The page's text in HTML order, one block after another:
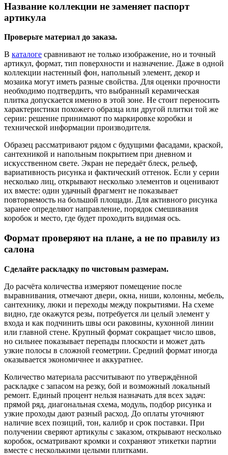
Название коллекции не заменяет паспорт
артикула
Проверьте материал до заказа.
В каталоге сравнивают не только изображение, но и точный
артикул, формат, тип поверхности и назначение. Даже в одной
коллекции настенный фон, напольный элемент, декор и
мозаика могут иметь разные свойства. Для оценки прочности
необходимо подтвердить, что выбранный керамическая
плитка допускается именно в этой зоне. Не стоит переносить
характеристики похожего образца или другой плитки той же
серии: решение принимают по маркировке коробки и
технической информации производителя.
Образец рассматривают рядом с будущими фасадами, краской,
сантехникой и напольным покрытием при дневном и
искусственном свете. Экран не передаёт блеск, рельеф,
вариативность рисунка и фактический оттенок. Если у серии
несколько лиц, открывают несколько элементов и оценивают
их вместе: один удачный фрагмент не показывает
повторяемость на большой площади. Для активного рисунка
заранее определяют направление, порядок смешивания
коробок и место, где будет проходить видимая ось.
Формат проверяют на плане, а не по правилу из
салона
Сделайте раскладку по чистовым размерам.
До расчёта количества измеряют помещение после
выравнивания, отмечают двери, окна, ниши, колонны, мебель,
сантехнику, люки и переходы между покрытиями. На схеме
видно, где окажутся резы, потребуется ли целый элемент у
входа и как подчинить швы оси раковины, кухонной линии
или главной стене. Крупный формат сокращает число швов,
но сильнее показывает перепады плоскости и может дать
узкие полосы в сложной геометрии. Средний формат иногда
оказывается экономичнее и аккуратнее.
Количество материала рассчитывают по утверждённой
раскладке с запасом на резку, бой и возможный локальный
ремонт. Единый процент нельзя назначать для всех задач:
прямой ряд, диагональная схема, модуль, подбор рисунка и
узкие проходы дают разный расход. До оплаты уточняют
наличие всех позиций, тон, калибр и срок поставки. При
получении сверяют артикулы с заказом, открывают несколько
коробок, осматривают кромки и сохраняют этикетки партии
вместе с несколькими целыми плитками.